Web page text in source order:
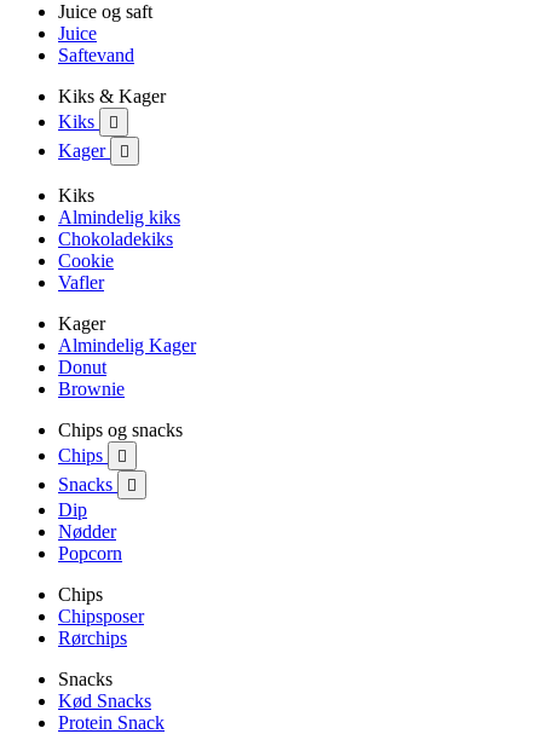
Juice og saft
Juice
Saftevand
Kiks & Kager
Kiks

Kager 
Kiks
Almindelig kiks
Chokoladekiks
Cookie
Vafler
Kager
Almindelig Kager
Donut
Brownie
Chips og snacks
Chips

Snacks 
Dip
Nødder
Popcorn
Chips
Chipsposer
Rørchips
Snacks
Kød Snacks
Protein Snack